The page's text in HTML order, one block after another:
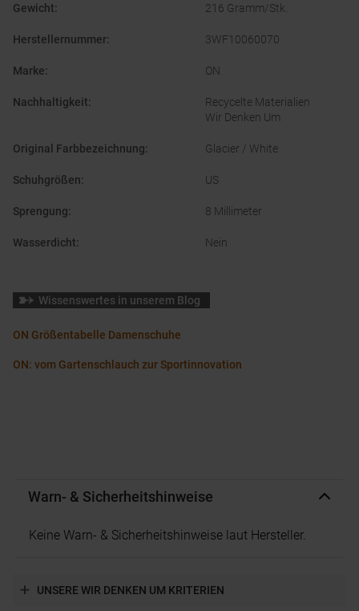
Gewicht: 216 Gramm/Stk.
Herstellernummer: 3WF10060070
Marke: ON
Nachhaltigkeit:
Recycelte Materialien
Wir Denken Um
Original Farbbezeichnung: Glacier / White
Schuhgrößen: US
Sprengung: 8 Millimeter
Wasserdicht: Nein
Wissenswertes in unserem Blog
ON Größentabelle Damenschuhe
ON: vom Gartenschlauch zur Sportinnovation
Warn- & Sicherheitshinweise
Keine Warn- & Sicherheitshinweise laut Hersteller.
UNSERE WIR DENKEN UM KRITERIEN